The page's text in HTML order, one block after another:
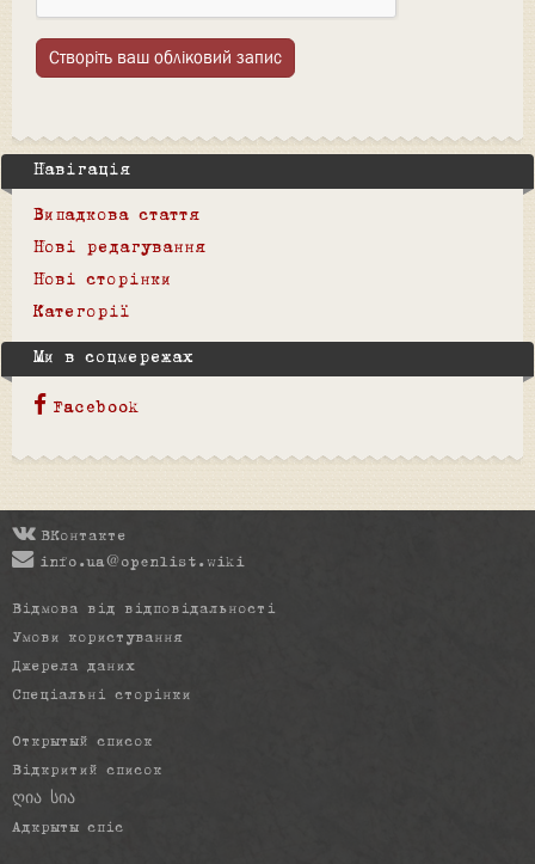
Створіть ваш обліковий запис
Навігація
Випадкова стаття
Нові редагування
Нові сторінки
Категорії
Ми в соцмережах
Facebook
ВКонтакте
info.ua@openlist.wiki
Відмова від відповідальності
Умови користування
Джерела даних
Спеціальні сторінки
Открытый список
Відкритий список
ღია სია
Адкрыты спіс